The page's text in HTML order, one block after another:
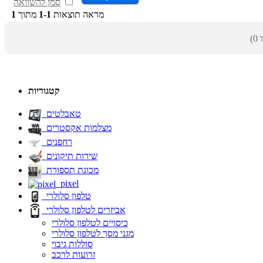
מראה תוצאות 1-1 מתוך 1
קטגוריות
טאבלטים
מצלמות אקסטרים
רחפנים
שירות תיקונים
מכונת תספורת
pixel
טלפון סלולרי
אביזרים לטלפון סלולרי
כיסויים לטלפון סלולרי
מגני מסך לטלפון סלולרי
סוללות גיבוי
זרועות לרכב